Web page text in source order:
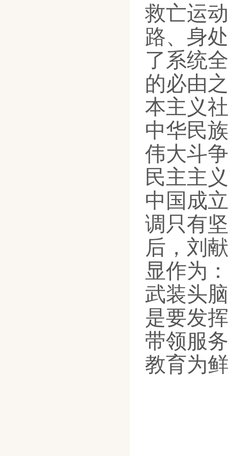
救亡运
路、 身处
了系统
的必由
本主义
中华民
伟大斗
民主主
中国成
调 只有
后，刘
显作为
武装头
是要发挥
带领服
教育为